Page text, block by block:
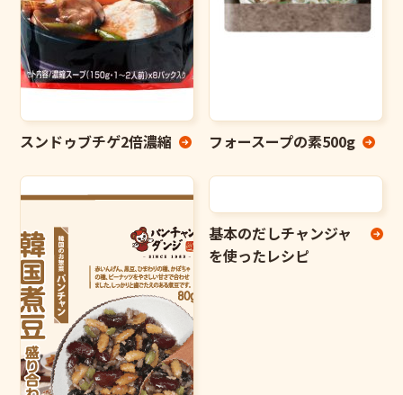
スンドゥブチゲ2倍濃縮 フォースープの素500g
基本のだしチャンジャ
を使ったレシピ